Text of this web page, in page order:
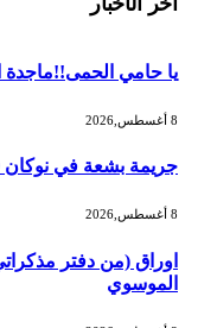
يا حامي الحمى!!ماجدة
جريمة بشعة في نوكان 89!احمد الناصري
الموسوي